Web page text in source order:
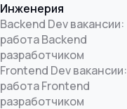
Инженерия
Backend Dev вакансии:
работа Backend
разработчиком
Frontend Dev вакансии:
работа Frontend
разработчиком